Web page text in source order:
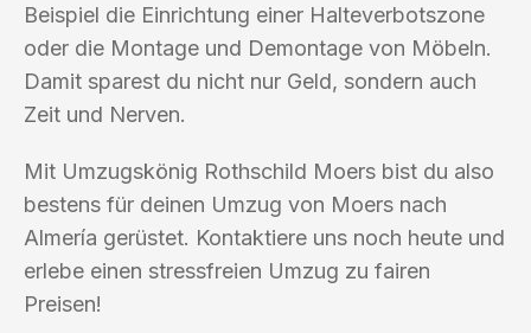
Beispiel die Einrichtung einer Halteverbotszone
oder die Montage und Demontage von Möbeln.
Damit sparest du nicht nur Geld, sondern auch
Zeit und Nerven.
Mit Umzugskönig Rothschild Moers bist du also
bestens für deinen Umzug von Moers nach
Almería gerüstet. Kontaktiere uns noch heute und
erlebe einen stressfreien Umzug zu fairen
Preisen!